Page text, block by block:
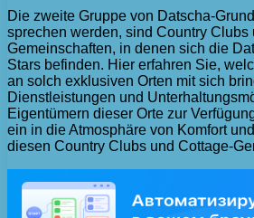
Die zweite Gruppe von Datscha-
sprechen werden, sind Country Clubs
Gemeinschaften, in denen sich die
Stars befinden. Hier erfahren Sie,
an solch exklusiven Orten mit sich
Dienstleistungen und
Eigentümern dieser Orte zur
ein in die Atmosphäre von Komfort
diesen Country Clubs und Cottage-